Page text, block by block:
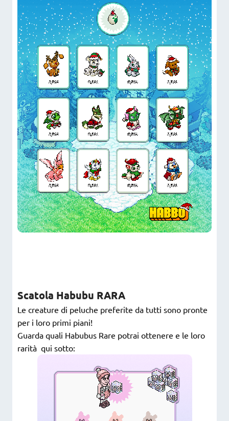
Scatola Habubu RARA
Le creature di peluche preferite da tutti sono pronte
per i loro primi piani!
Guarda quali Habubus Rare potrai ottenere e le loro
rarità qui sotto: